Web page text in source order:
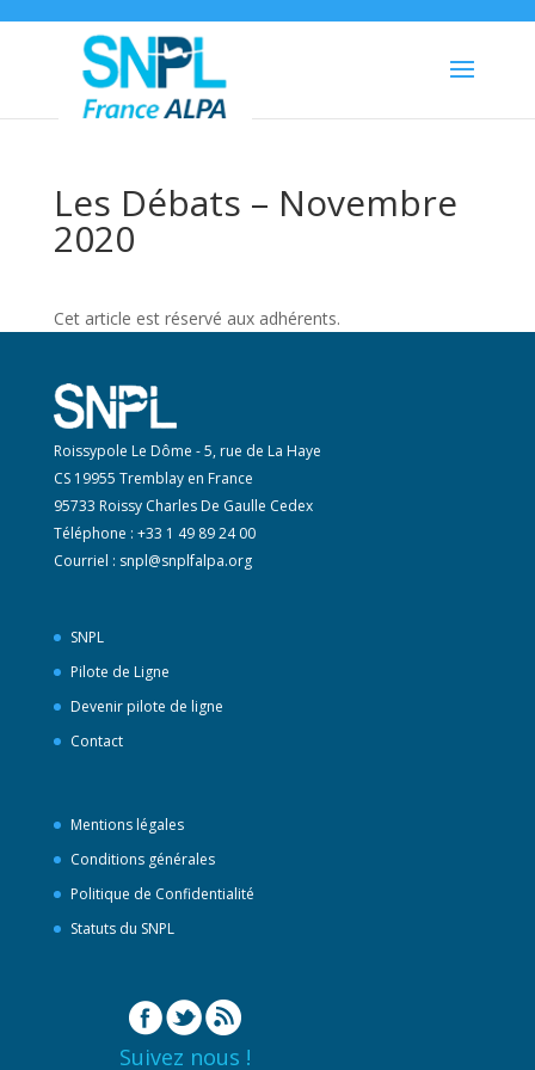
Les Débats – Novembre
2020
Cet article est réservé aux adhérents.
Roissypole Le Dôme - 5, rue de La Haye
CS 19955 Tremblay en France
95733 Roissy Charles De Gaulle Cedex
Téléphone : +33 1 49 89 24 00
Courriel : snpl@snplfalpa.org
SNPL
Pilote de Ligne
Devenir pilote de ligne
Contact
Mentions légales
Conditions générales
Politique de Confidentialité
Statuts du SNPL
Suivez nous !